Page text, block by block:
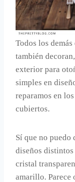
Todos los
también
exterior para
simples en
reparamos en
cubiertos.
Sí que no puedo
diseños distintos
cristal
amarillo. Parece